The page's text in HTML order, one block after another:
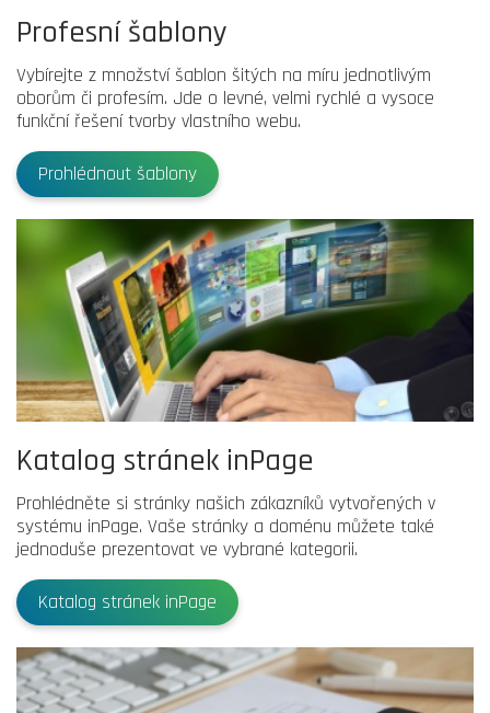
Profesní šablony
Vybírejte z množství šablon šitých na míru jednotlivým
oborům či profesím. Jde o levné, velmi rychlé a vysoce
funkční řešení tvorby vlastního webu.
Prohlédnout šablony
Katalog stránek inPage
Prohlédněte si stránky našich zákazníků vytvořených v
systému inPage. Vaše stránky a doménu můžete také
jednoduše prezentovat ve vybrané kategorii.
Katalog stránek inPage